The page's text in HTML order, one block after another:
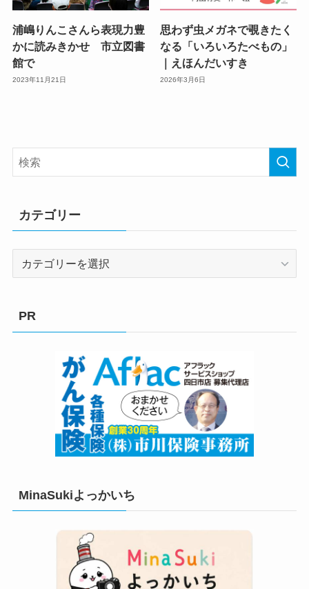
浦嶋りんこさんら表現力豊
かに読みきかせ 市立図書
館で
2023年11月21日
思わず虫メガネで覗きたく
なる「いろいろたべもの」
｜えほんだいすき
2026年3月6日
カテゴリー
PR
MinaSukiよっかいち